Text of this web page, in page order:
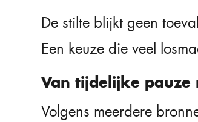
De stilte blijkt geen
Een keuze die veel
Van tijdelijke
Volgens meerdere